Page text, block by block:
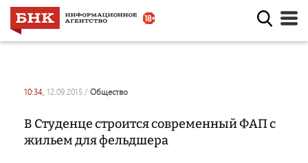
10:34, 12.09.2015 / общество
В Студенце строится современный ФАП с
жильем для фельдшера